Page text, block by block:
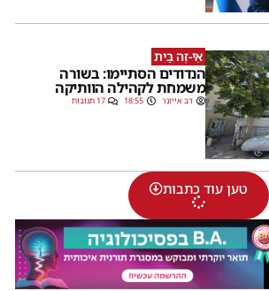
אֵי-זֶה בַּיִת
הנדודים הסתיימו: בשורה
משמחת לקהילה הוותיקה
דב אייזנר 18:55 17 תגובות
טען עוד כתבות